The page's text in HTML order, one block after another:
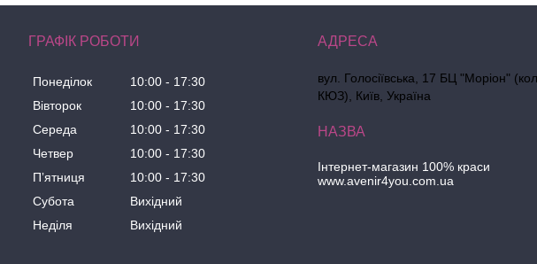
ГРАФІК РОБОТИ
Понеділок 10:00
17:30
Вівторок
10:00
17:30
Середа
10:00
17:30
Четвер
10:00
17:30
Пʼятниця
10:00
17:30
Субота
Вихідний
Неділя
Вихідний
вул. Голосіївська, 17 БЦ "Моріон"
КЮЗ), Київ, Україна
Інтернет-магазин 100% краси
www.avenir4you.com.ua